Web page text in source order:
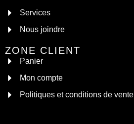
Services
Nous joindre
ZONE CLIENT
Panier
Mon compte
Politiques et conditions de vente